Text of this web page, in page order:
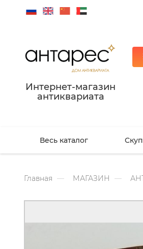
Интернет-магазин
антиквариата
Весь каталог
Главная МАГАЗИН